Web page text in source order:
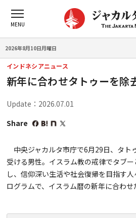
2026年8月10日月曜日
インドネシアニュース
新年に合わせタトゥーを除
Update：2026.07.01
Share
中央ジャカルタ市庁で6月29日、タト
受ける男性。イスラム教の戒律でタブ
し、信仰深い生活や社会復帰を目指す
ログラムで、イスラム暦の新年に合わ